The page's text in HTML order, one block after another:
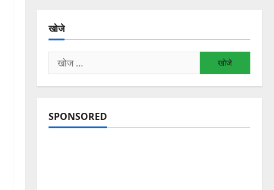
खोजे
निम्न
को
खोजें:
SPONSORED